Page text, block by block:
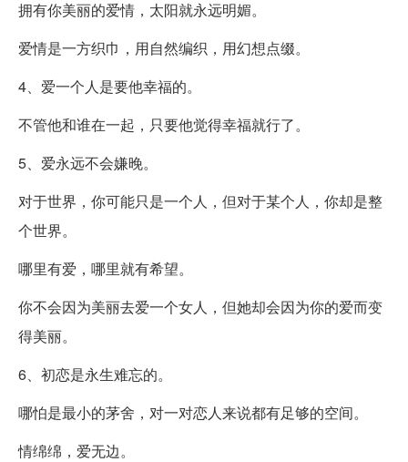
拥有你美丽的爱情，太阳就永远明媚。
爱情是一方织巾，用自然编织，用幻想点缀。
4、爱一个人是要他幸福的。
不管他和谁在一起，只要他觉得幸福就行了。
5、爱永远不会嫌晚。
对于世界，你可能只是一个人，但对于某个人，你却是整
个世界。
哪里有爱，哪里就有希望。
你不会因为美丽去爱一个女人，但她却会因为你的爱而变
得美丽。
6、初恋是永生难忘的。
哪怕是最小的茅舍，对一对恋人来说都有足够的空间。
情绵绵，爱无边。